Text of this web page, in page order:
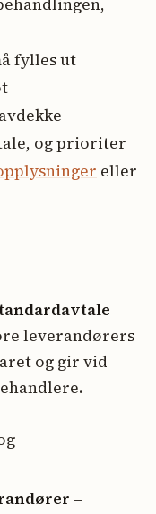
fylles ut
og prioriter
eller
leverandørers
og gir vid
–